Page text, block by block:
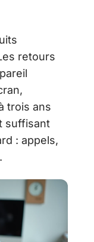
retours
trois ans
suffisant
: appels,